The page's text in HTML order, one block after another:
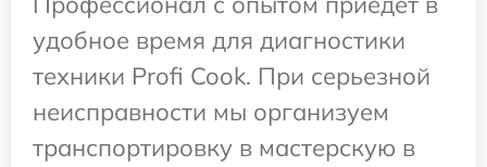
удобное время для диагностики
техники Profi Cook. При серьезной
неисправности мы организуем
транспортировку в мастерскую в